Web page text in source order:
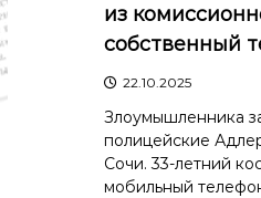
п
о
из
собственный
22.10.2025
Злоумышленника
полицейские
Сочи. 33-летний
мобильный